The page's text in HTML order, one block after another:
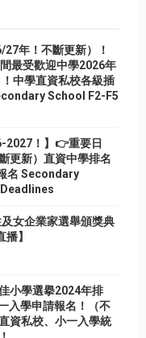
年！不斷更新）！
最受歡迎中學2026年
中學直資私校各級插
School F2-F5
2027！】👉重要日
更新）直資中學排名
名 Secondary
及女企業家選舉頒獎典
】
小學選擧2024年排
入學申請報名！（不
資私校、小一入學統